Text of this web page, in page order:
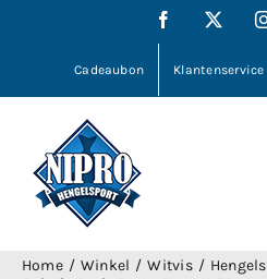
Facebook
Cadeaubon Klantenservice
Home Winkel Witvis Hengels